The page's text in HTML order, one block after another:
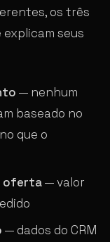
os três
seus
— nenhum
baseado no
que o
oferta— valor
— dados do CRM